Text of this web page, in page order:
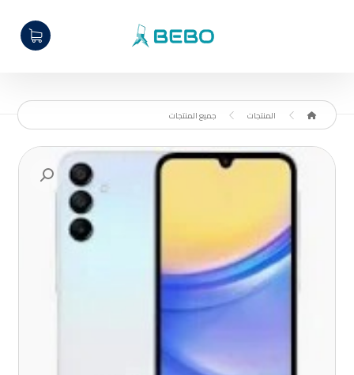
المنتجات جميع المنتجات
تكبير الصورة